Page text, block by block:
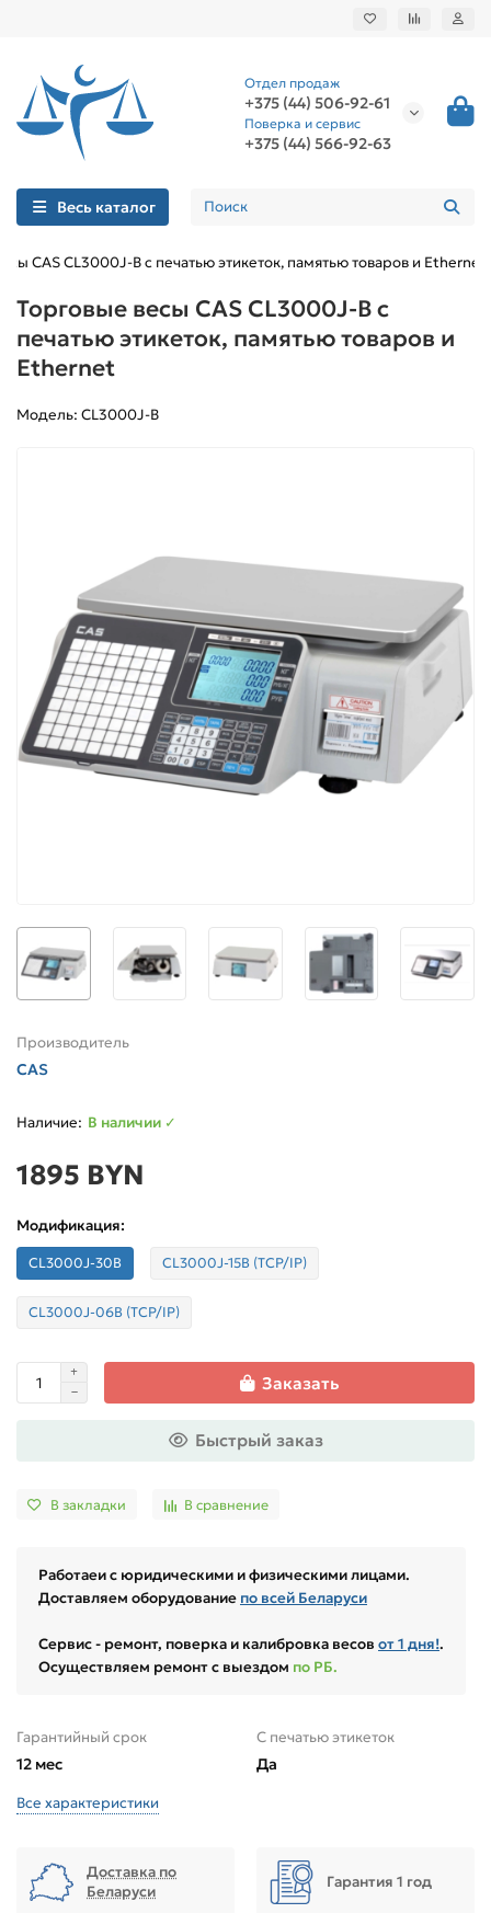
Отдел продаж
+375 (44) 506-92-61
Поверка и сервис
+375 (44) 566-92-63
Весь каталог
CAS CL3000J-B с печатью этикеток, памятью товаров и Ethernet
Торговые весы CAS CL3000J-B с
печатью этикеток, памятью товаров и
Ethernet
Модель: CL3000J-B
Производитель
CAS
В наличии ✓
1895 BYN
Модификация:
CL3000J-30B CL3000J-15B (TCP/IP)
CL3000J-06B (TCP/IP)
Заказать
Быстрый заказ
В закладки В сравнение
Работаеи с юридическими и физическими лицами.
Доставляем оборудование по всей Беларуси
Сервис - ремонт, поверка и калибровка весов от 1 дня!.
Осуществляем ремонт с выездом по РБ.
Гарантийный срок
12 мес
С печатью этикеток
Да
Все характеристики
Доставка по
Беларуси
Гарантия 1 год